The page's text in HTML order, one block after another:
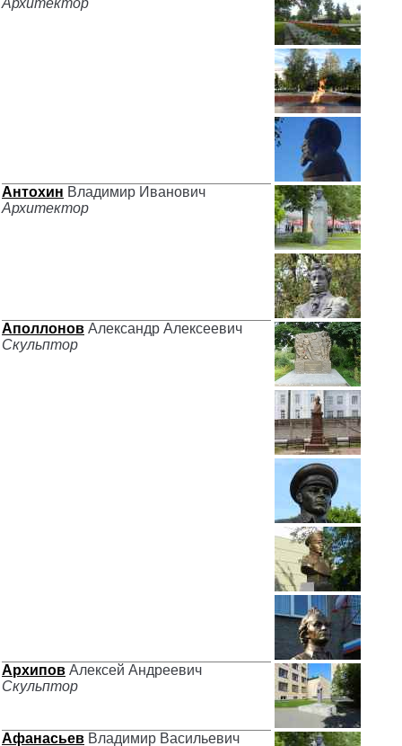
Архитектор
Антохин Владимир Иванович
Архитектор
Аполлонов Александр Алексеевич
Скульптор
Архипов Алексей Андреевич
Скульптор
Афанасьев Владимир Васильевич